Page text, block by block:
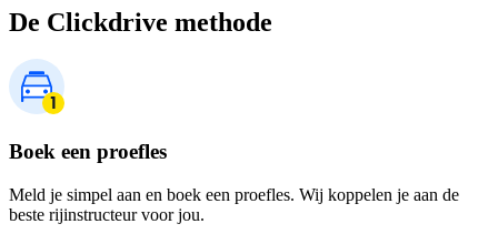
De Clickdrive methode
Boek een proefles
Meld je simpel aan en boek een proefles. Wij koppelen je aan de
beste rijinstructeur voor jou.